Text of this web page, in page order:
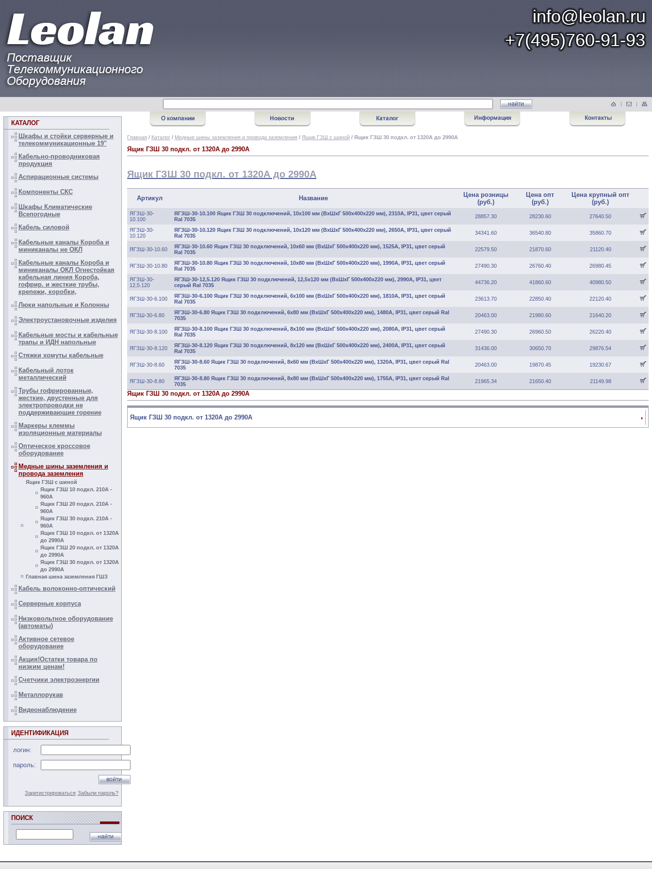
КАТАЛОГ
Шкафы и стойки серверные и
телекоммуникационные 19"
Кабельно-проводниковая
продукция
Аспирационные системы
Компоненты СКС
Шкафы Климатические
Всепогодные
Кабель силовой
Кабельные каналы Короба и
миниканалы не ОКЛ
Кабельные каналы Короба и
миниканалы ОКЛ Огнестойкая
кабельная линия Короба,
гофрир. и жесткие трубы,
крепежи, коробки,
Люки напольные и Колонны
Электроустановочные изделия
Кабельные мосты и кабельные
трапы и ИДН напольные
Стяжки хомуты кабельные
Кабельный лоток
металлический
Трубы гофрированные,
жесткие, двустенные для
электропроводки не
поддерживающие горение
Маркеры клеммы
изоляционные материалы
Оптическое кроссовое
оборудование
Медные шины заземления и
провода заземления
Ящик ГЗШ с шиной
Ящик ГЗШ 10 подкл. 210А -
960А
Ящик ГЗШ 20 подкл. 210А -
960А
Ящик ГЗШ 30 подкл. 210А -
960А
Ящик ГЗШ 10 подкл. от 1320А
до 2990А
Ящик ГЗШ 20 подкл. от 1320А
до 2990А
Ящик ГЗШ 30 подкл. от 1320А
до 2990А
Главная шина заземления ГШЗ
Кабель волоконно-оптический
Серверные корпуса
Низковольтное оборудование
(автоматы)
Активное сетевое
оборудование
Акция!Остатки товара по
низким ценам!
Счетчики электроэнергии
Металлорукав
Видеонаблюдение
ИДЕНТИФИКАЦИЯ
логин:
пароль:
Зарегистрироваться Забыли пароль?
ПОИСК
Главная / Каталог / Медные шины заземления и провода заземления / Ящик ГЗШ с шиной / Ящик ГЗШ 30 подкл. от 1320А до 2990А
Ящик ГЗШ 30 подкл. от 1320А до 2990А
Ящик ГЗШ 30 подкл. от 1320А до 2990А
Артикул Название
Цена розницы
(руб.)
Цена опт
(руб.)
Цена крупный опт
(руб.)
ЯГЗШ-30-
10.100
ЯГЗШ-30-10.100 Ящик ГЗШ 30 подключений, 10х100 мм (ВхШхГ 500х400х220 мм), 2310А, IP31, цвет серый
Ral 7035
28857.30 28230.60 27640.50
ЯГЗШ-30-
10.120
ЯГЗШ-30-10.120 Ящик ГЗШ 30 подключений, 10х120 мм (ВхШхГ 500х400х220 мм), 2650А, IP31, цвет серый
Ral 7035
34341.60 36540.80 35860.70
ЯГЗШ-30-10.60
ЯГЗШ-30-10.60 Ящик ГЗШ 30 подключений, 10х60 мм (ВхШхГ 500х400х220 мм), 1525А, IP31, цвет серый
Ral 7035
22579.50 21870.60 21120.40
ЯГЗШ-30-10.80
ЯГЗШ-30-10.80 Ящик ГЗШ 30 подключений, 10х80 мм (ВхШхГ 500х400х220 мм), 1990А, IP31, цвет серый
Ral 7035
27490.30 26760.40 26980.45
ЯГЗШ-30-
12,5.120
ЯГЗШ-30-12,5.120 Ящик ГЗШ 30 подключений, 12,5х120 мм (ВхШхГ 500х400х220 мм), 2990А, IP31, цвет
серый Ral 7035
44736.20 41860.60 40980.50
ЯГЗШ-30-6.100
ЯГЗШ-30-6.100 Ящик ГЗШ 30 подключений, 6х100 мм (ВхШхГ 500х400х220 мм), 1810А, IP31, цвет серый
Ral 7035
23613.70 22850.40 22120.40
ЯГЗШ-30-6.80
ЯГЗШ-30-6.80 Ящик ГЗШ 30 подключений, 6х80 мм (ВхШхГ 500х400х220 мм), 1480А, IP31, цвет серый Ral
7035
20463.00 21980.60 21640.20
ЯГЗШ-30-8.100
ЯГЗШ-30-8.100 Ящик ГЗШ 30 подключений, 8х100 мм (ВхШхГ 500х400х220 мм), 2080А, IP31, цвет серый
Ral 7035
27490.30 26960.50 26220.40
ЯГЗШ-30-8.120
ЯГЗШ-30-8.120 Ящик ГЗШ 30 подключений, 8х120 мм (ВхШхГ 500х400х220 мм), 2400А, IP31, цвет серый
Ral 7035
31436.00 30650.70 29876.54
ЯГЗШ-30-8.60
ЯГЗШ-30-8.60 Ящик ГЗШ 30 подключений, 8х60 мм (ВхШхГ 500х400х220 мм), 1320А, IP31, цвет серый Ral
7035
20463.00 19870.45 19230.67
ЯГЗШ-30-8.80
ЯГЗШ-30-8.80 Ящик ГЗШ 30 подключений, 8х80 мм (ВхШхГ 500х400х220 мм), 1755А, IP31, цвет серый Ral
7035
21965.34 21650.40 21149.98
Ящик ГЗШ 30 подкл. от 1320А до 2990А
Ящик ГЗШ 30 подкл. от 1320А до 2990А